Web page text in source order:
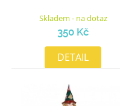
Skladem - na dotaz
350 Kč
DETAIL